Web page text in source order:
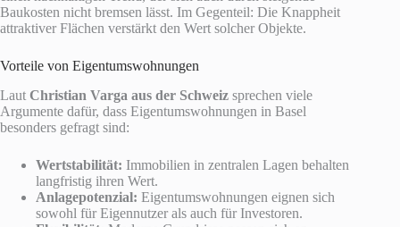
Baukosten nicht bremsen lässt. Im Gegenteil: Die Knappheit
attraktiver Flächen verstärkt den Wert solcher Objekte.
Vorteile von Eigentumswohnungen
Laut Christian Varga aus der Schweiz sprechen viele
Argumente dafür, dass Eigentumswohnungen in Basel
besonders gefragt sind:
Wertstabilität: Immobilien in zentralen Lagen behalten
langfristig ihren Wert.
Anlagepotenzial: Eigentumswohnungen eignen sich
sowohl für Eigennutzer als auch für Investoren.